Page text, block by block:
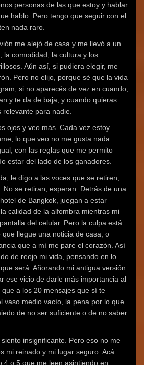
personas de las que estoy y hablar
hablo. Pero tengo que seguir con el
nada raro.
me alejó de casa y me llevó a un
la comodidad, la cultura y los
Aún así, si pudiera elegir, me
Pero no elijo, porque sé que la vida
si no aparecés de vez en cuando,
y te da de baja, y cuando quieras
para nadie.
ojos y veo más. Cada vez estoy
lo que veo no me gusta nada.
con las reglas que me permito
estar del lado de los ganadores.
le digo a las voces que se retiren,
No se retiran, esperan. Detrás de una
de Bangkok, juegan a estar
calidad de la alfombra mientras mi
del celular. Pero la culpa está
llegue una noticia de casa, o
que a mí me pare el corazón. Así
de reojo mi vida, pensando en lo
será. Añorando mi antigua versión
ese vicio de darle más importancia al
a los 20 mensajes que sí te
vaso medio vacío, la pena por lo que
de no ser suficiente o de no saber
insignificante. Pero eso no me
mi reinado y mi lugar seguro. Acá
4 o 5 que me leen asintiendo en